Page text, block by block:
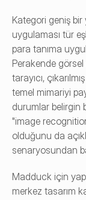
Kategori geniş bir
uygulaması tür
para tanıma
Perakende görsel
tarayıcı,
temel mimariyi
durumlar belirgin
"image
olduğunu da
senaryosundan
Madduck için
merkez tasarım